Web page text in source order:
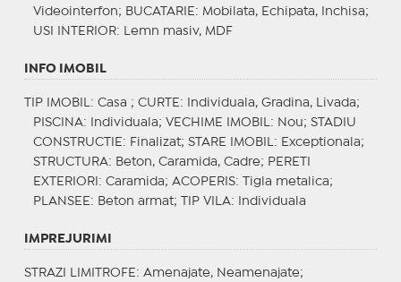
Videointerfon; BUCATARIE : Mobilata, Echipata, Inchisa;
USI INTERIOR: Lemn masiv, MDF
INFO IMOBIL
TIP IMOBIL : Casa ; CURTE : Individuala, Gradina, Livada;
PISCINA: Individuala; VECHIME IMOBIL : Nou; STADIU
CONSTRUCTIE : Finalizat; STARE IMOBIL : Exceptionala;
STRUCTURA: Beton, Caramida, Cadre; PERETI
EXTERIORI : Caramida; ACOPERIS: Tigla metalica;
PLANSEE : Beton armat; TIP VILA: Individuala
IMPREJURIMI
STRAZI LIMITROFE : Amenajate, Neamenajate;